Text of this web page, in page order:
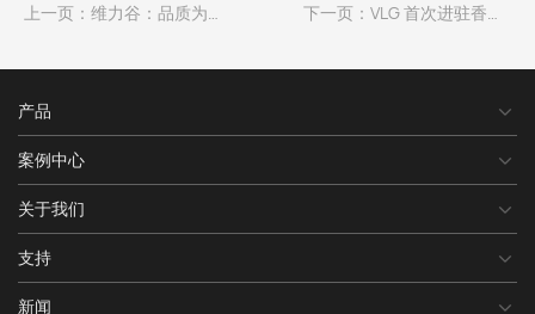
上一页：维力谷：品质为基，全员共筑质量长城 下一页：VLG 首次进驻香港-深圳创新园，开启国际化扩张之路
产品
案例中心
关于我们
支持
新闻